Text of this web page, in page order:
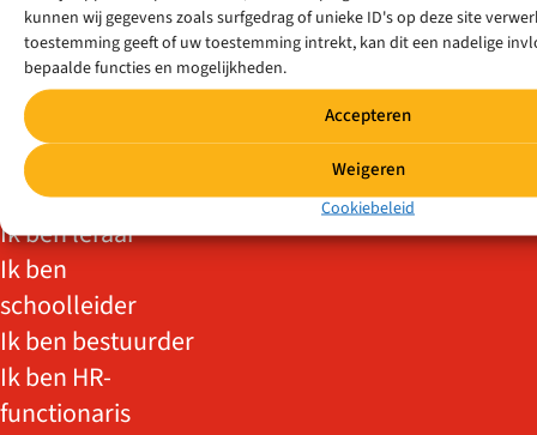
kunnen wij gegevens zoals surfgedrag of unieke ID's op deze site
toestemming geeft of uw toestemming intrekt, kan dit een nadelige
bepaalde functies en mogelijkheden.
Accepteren
Weigeren
Cookiebeleid
instromer
Ik ben
statushouder
Ik wil meer/weer
voor de klas
Ik zit op vo/mbo
Ik ben leraar
Ik ben
schoolleider
Ik ben bestuurder
Ik ben HR-
functionaris